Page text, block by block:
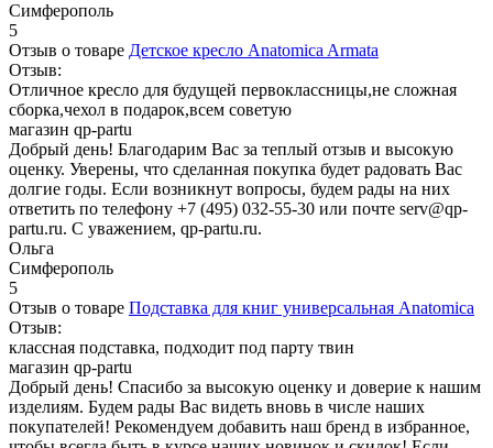
Симферополь
5
Отзыв о товаре Детское кресло Anatomica Armata
Отзыв:
Отличное кресло для будущей первоклассницы,не сложная
сборка,чехол в подарок,всем советую
магазин qp-partu
Добрый день! Благодарим Вас за теплый отзыв и высокую
оценку. Уверены, что сделанная покупка будет радовать Вас
долгие годы. Если возникнут вопросы, будем рады на них
ответить по телефону +7 (495) 032-55-30 или почте serv@qp-
partu.ru. С уважением, qp-partu.ru.
Ольга
Симферополь
5
Отзыв о товаре Подставка для книг универсальная Anatomica
Отзыв:
классная подставка, подходит под парту твин
магазин qp-partu
Добрый день! Спасибо за высокую оценку и доверие к нашим
изделиям. Будем рады Вас видеть вновь в числе наших
покупателей! Рекомендуем добавить наш бренд в избранное,